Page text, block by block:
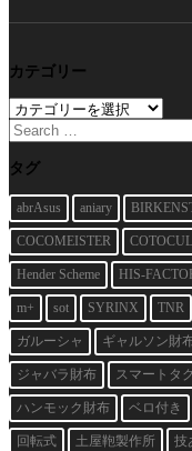
カテゴリー
カ
テ
ゴ
リ
タグ
abrAsus aniary
COCOMEISTER COTOCUL
Hender Scheme HIS-
m+ sot SYRINX TNR
ガルーシャ ギャルソン財
ジャバラ財布 スマートタ
ハンモック財布 ベロ付き
回転式 土屋鞄製作所 技